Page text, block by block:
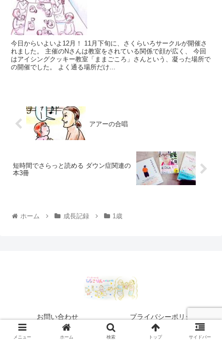
今日からいよいよ12月！ 11月下旬に、さくらいろサークルが開催さ
れました。 主催のNさんは教室をされている関係で顔が広く、 今回
はアイシングクッキー教室「ままごころ」さんという、凝った場所で
の開催でした。 よく通る場所だけ...
アアーの合唱
短時間でさらっと読める ダウン症関連の
本3冊
ホーム 成長記録 1歳
お問い合わせ プライバシーポリシー
© 2020 ぴょこりんの成長記録.
メニュー ホーム 検索 トップ サイドバー